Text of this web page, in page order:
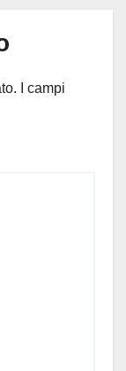
I campi